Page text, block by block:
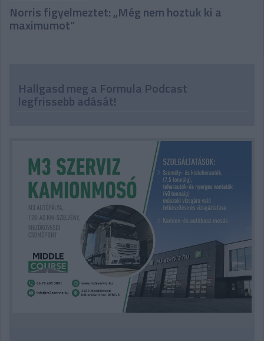
Norris figyelmeztet: „Még nem hoztuk ki a
maximumot”
Hallgasd meg a Formula Podcast
legfrissebb adását!